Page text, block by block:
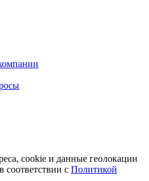
cookie и данные геолокации
соответствии с Политикой